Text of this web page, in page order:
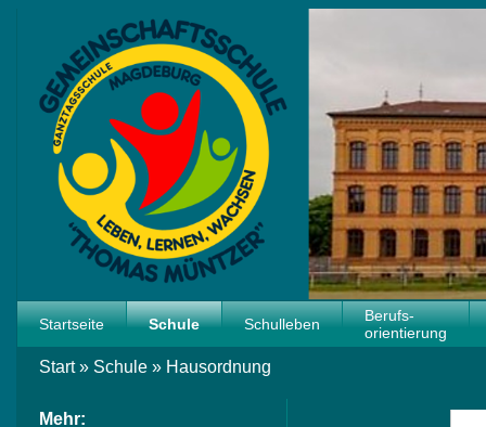
Startseite Schule Schulleben
Berufs-
orientierung
Start» Schule» Hausordnung
Mehr: